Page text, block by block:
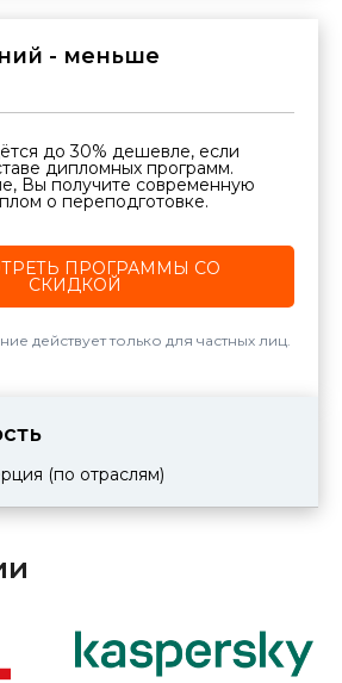
- меньше
до 30% дешевле, если
дипломных программ.
Вы получите современную
о переподготовке.
ПРОГРАММЫ СО
СКИДКОЙ
действует только для частных лиц.
(по отраслям)